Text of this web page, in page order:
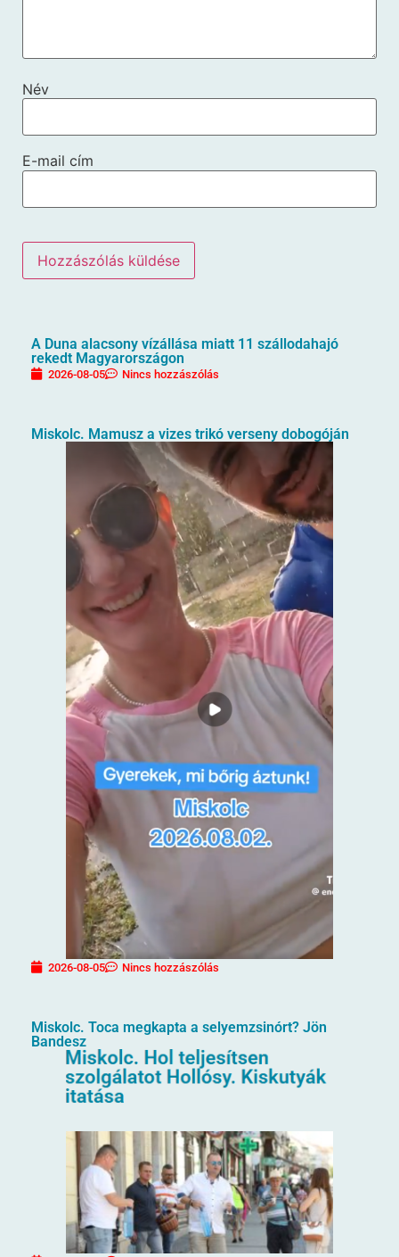
Név
E-mail cím
A Duna alacsony vízállása miatt 11 szállodahajó
rekedt Magyarországon
2026-08-05 Nincs hozzászólás
Miskolc. Mamusz a vizes trikó verseny dobogóján
2026-08-05 Nincs hozzászólás
Miskolc. Toca megkapta a selyemzsinórt? Jön
Bandesz